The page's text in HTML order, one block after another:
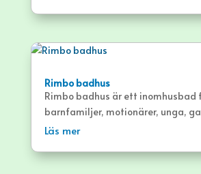
Rimbo badhus
Rimbo badhus är ett inomhusbad
barnfamiljer, motionärer, unga,
där emellan. Badet har 3
Läs mer